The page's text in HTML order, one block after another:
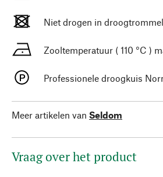
Niet drogen in droogtrommel
Zooltemperatuur ( 110 °C )
Professionele droogkuis
Meer artikelen van Seldom
Vraag over het product